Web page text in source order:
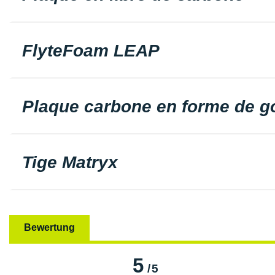
FlyteFoam LEAP
Plaque carbone en forme de
Tige Matryx
Bewertung
5/5